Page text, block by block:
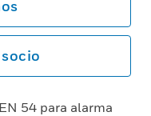
54 para alarma